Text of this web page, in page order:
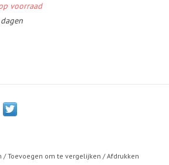
voorraad
/Toevoegen om te vergelijken /Afdrukken